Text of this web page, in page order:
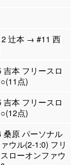
辻本 → #11 西
吉本 フリースロ
点)
吉本 フリースロ
点)
桑原 パーソナル
ウル(2-1:0) フリ
ローオンファウ